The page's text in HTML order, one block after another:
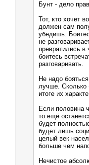
Бунт - дело
Тот, кто хочет
должен сам
убедишь.
не
превратились в
боитесь
разговаривать.
Не надо
лучше. Сколько
итоге их
Если половина
то ещё
будет
будет лишь
целый век
больше чем
Нечистое